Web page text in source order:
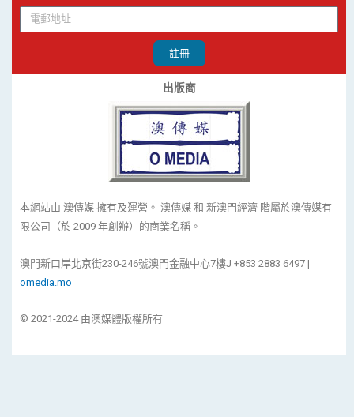
註冊
出版商
本網站由 澳傳媒 擁有及運營。 澳傳媒 和 新澳門經濟 階屬於澳傳媒有
限公司（於 2009 年創辦）的商業名稱。
澳門新口岸北京街230-246號澳門金融中心7樓J +853 2883 6497 |
omedia.mo
© 2021-2024 由澳媒體版權所有